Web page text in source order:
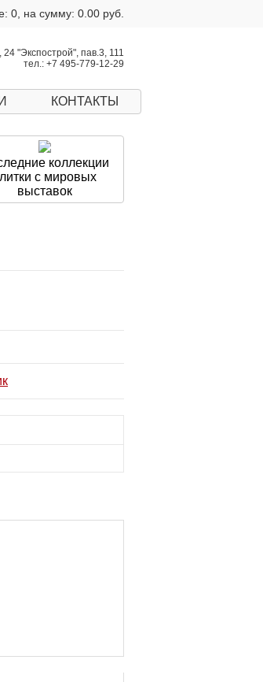
0, на сумму: 0.00 руб.
"Экспострой", пав.3, 111
тел.: +7 495-779-12-29
КОНТАКТЫ
коллекции
с мировых
выставок